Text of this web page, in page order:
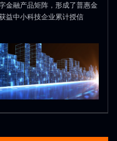
金融产品矩阵，形成了普惠金
益中小科技企业累计授信